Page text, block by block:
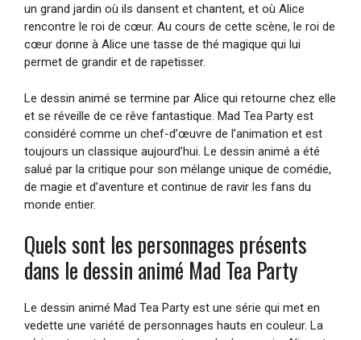
un grand jardin où ils dansent et chantent, et où Alice
rencontre le roi de cœur. Au cours de cette scène, le roi de
cœur donne à Alice une tasse de thé magique qui lui
permet de grandir et de rapetisser.
Le dessin animé se termine par Alice qui retourne chez elle
et se réveille de ce rêve fantastique. Mad Tea Party est
considéré comme un chef-d’œuvre de l’animation et est
toujours un classique aujourd’hui. Le dessin animé a été
salué par la critique pour son mélange unique de comédie,
de magie et d’aventure et continue de ravir les fans du
monde entier.
Quels sont les personnages présents
dans le dessin animé Mad Tea Party
Le dessin animé Mad Tea Party est une série qui met en
vedette une variété de personnages hauts en couleur. La